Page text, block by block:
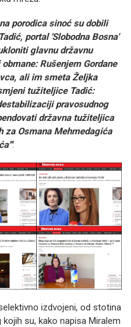
porodica sinoć su dobili
portal 'Slobodna Bosna'
glavnu državnu
Rušenjem Gordane
ali im smeta Željka
tužiteljice Tadić:
pravosudnog
državna tužiteljica
za Osmana Mehmedagića
.
izdvojeni, od stotina
su, kako napisa Miralem